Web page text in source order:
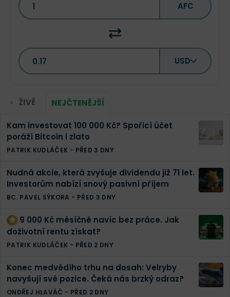
AFC
USD
ŽIVĚ NEJČTENĚJŠÍ
Kam investovat 100 000 Kč? Spořicí účet
poráží Bitcoin i zlato
PATRIK KUDLÁČEK - PŘED 3 DNY
Nudná akcie, která zvyšuje dividendu již 71 let.
Investorům nabízí snový pasivní příjem
BC. PAVEL SÝKORA - PŘED 3 DNY
9 000 Kč měsíčně navíc bez práce. Jak
doživotní rentu získat?
PATRIK KUDLÁČEK - PŘED 2 DNY
Konec medvědího trhu na dosah: Velryby
navyšují své pozice. Čeká nás brzký odraz?
ONDŘEJ HLAVÁČ - PŘED 2 DNY